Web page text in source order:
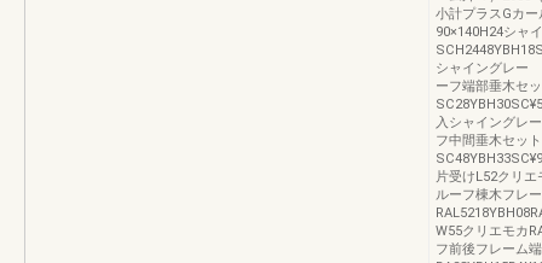
小計プラスGカ
90×140H24シ
シャイングレー
ーフ端部垂木セ
入シャイングレ
フ中間垂木セッ
片受けL52クリエ
ルーフ棟木フレ
W55クリエモカ
フ前後フレーム